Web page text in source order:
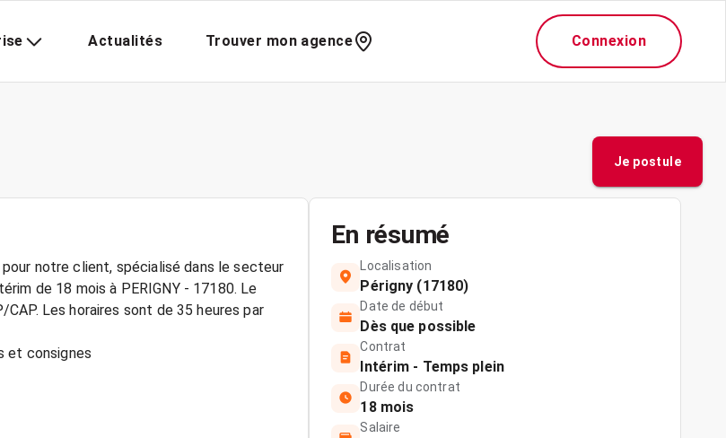
Actualités Trouver mon agence Connexion
Je postule
notre client, spécialisé dans le secteur
de 18 mois à PERIGNY - 17180. Le
Les horaires sont de 35 heures par
et consignes
En résumé
Localisation
Périgny (17180)
Date de début
Dès que possible
Contrat
Intérim - Temps plein
Durée du contrat
18 mois
Salaire